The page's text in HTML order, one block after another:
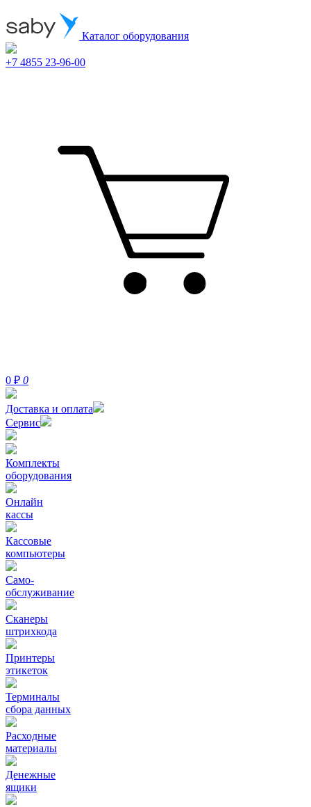
Каталог оборудования
+7 4855 23-96-00
0 ₽ 0
Доставка и оплата
Сервис
Комплекты
оборудования
Онлайн
кассы
Кассовые
компьютеры
Само-
обслуживание
Сканеры
штрихкода
Принтеры
этикеток
Терминалы
сбора данных
Расходные
материалы
Денежные
ящики